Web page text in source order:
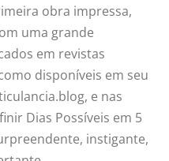
obra impressa,
uma grande
em revistas
disponíveis em seu
e nas
Dias Possíveis em 5
instigante,